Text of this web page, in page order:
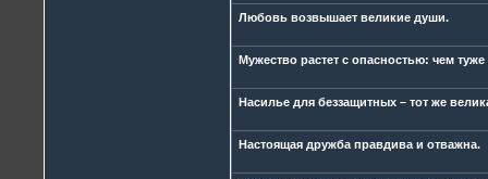
Любовь возвышает великие души.
Мужество растет с опасностью: чем
Насилье для беззащитных – тот же
Настоящая дружба правдива и отважна.